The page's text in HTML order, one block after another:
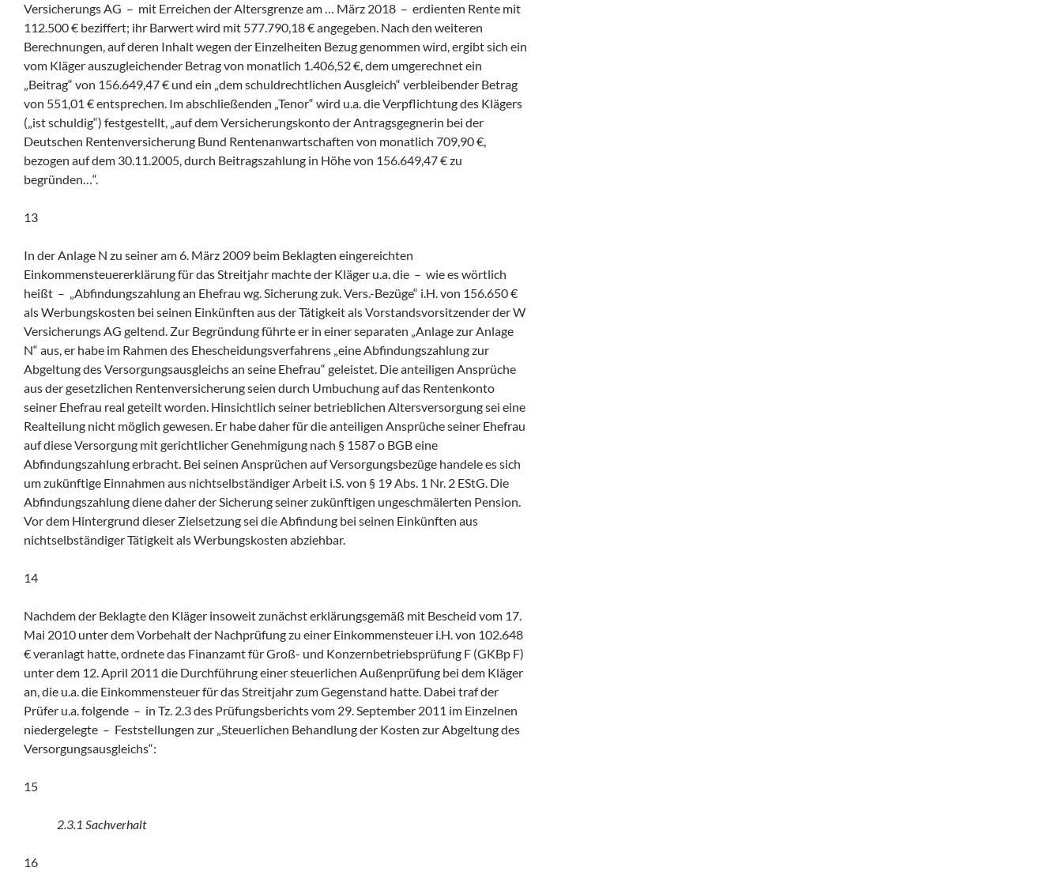
Versicherungs AG – mit Erreichen der Altersgrenze am … März 2018 – erdienten Rente mit
112.500 € beziffert; ihr Barwert wird mit 577.790,18 € angegeben. Nach den weiteren
Berechnungen, auf deren Inhalt wegen der Einzelheiten Bezug genommen wird, ergibt sich ein
vom Kläger auszugleichender Betrag von monatlich 1.406,52 €, dem umgerechnet ein
„Beitrag“ von 156.649,47 € und ein „dem schuldrechtlichen Ausgleich“ verbleibender Betrag
von 551,01 € entsprechen. Im abschließenden „Tenor“ wird u.a. die Verpflichtung des Klägers
(„ist schuldig“) festgestellt, „auf dem Versicherungskonto der Antragsgegnerin bei der
Deutschen Rentenversicherung Bund Rentenanwartschaften von monatlich 709,90 €,
bezogen auf dem 30.11.2005, durch Beitragszahlung in Höhe von 156.649,47 € zu
begründen…“.
13
In der Anlage N zu seiner am 6. März 2009 beim Beklagten eingereichten
Einkommensteuererklärung für das Streitjahr machte der Kläger u.a. die – wie es wörtlich
heißt – „Abfindungszahlung an Ehefrau wg. Sicherung zuk. Vers.-Bezüge“ i.H. von 156.650 €
als Werbungskosten bei seinen Einkünften aus der Tätigkeit als Vorstandsvorsitzender der W
Versicherungs AG geltend. Zur Begründung führte er in einer separaten „Anlage zur Anlage
N“ aus, er habe im Rahmen des Ehescheidungsverfahrens „eine Abfindungszahlung zur
Abgeltung des Versorgungsausgleichs an seine Ehefrau“ geleistet. Die anteiligen Ansprüche
aus der gesetzlichen Rentenversicherung seien durch Umbuchung auf das Rentenkonto
seiner Ehefrau real geteilt worden. Hinsichtlich seiner betrieblichen Altersversorgung sei eine
Realteilung nicht möglich gewesen. Er habe daher für die anteiligen Ansprüche seiner Ehefrau
auf diese Versorgung mit gerichtlicher Genehmigung nach § 1587 o BGB eine
Abfindungszahlung erbracht. Bei seinen Ansprüchen auf Versorgungsbezüge handele es sich
um zukünftige Einnahmen aus nichtselbständiger Arbeit i.S. von § 19 Abs. 1 Nr. 2 EStG. Die
Abfindungszahlung diene daher der Sicherung seiner zukünftigen ungeschmälerten Pension.
Vor dem Hintergrund dieser Zielsetzung sei die Abfindung bei seinen Einkünften aus
nichtselbständiger Tätigkeit als Werbungskosten abziehbar.
14
Nachdem der Beklagte den Kläger insoweit zunächst erklärungsgemäß mit Bescheid vom 17.
Mai 2010 unter dem Vorbehalt der Nachprüfung zu einer Einkommensteuer i.H. von 102.648
€ veranlagt hatte, ordnete das Finanzamt für Groß- und Konzernbetriebsprüfung F (GKBp F)
unter dem 12. April 2011 die Durchführung einer steuerlichen Außenprüfung bei dem Kläger
an, die u.a. die Einkommensteuer für das Streitjahr zum Gegenstand hatte. Dabei traf der
Prüfer u.a. folgende – in Tz. 2.3 des Prüfungsberichts vom 29. September 2011 im Einzelnen
niedergelegte – Feststellungen zur „Steuerlichen Behandlung der Kosten zur Abgeltung des
Versorgungsausgleichs“:
15
2.3.1 Sachverhalt
16